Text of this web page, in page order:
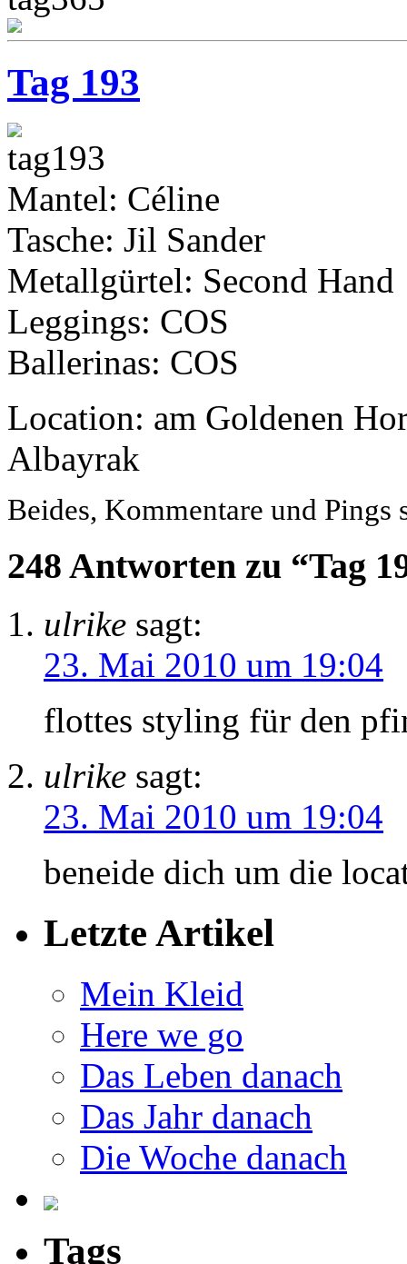
Tag 193
Mantel: Céline
Tasche: Jil Sander
Metallgürtel: Second Hand
Leggings: COS
Ballerinas: COS
Location: am Goldenen
Albayrak
Beides, Kommentare und Pings
248 Antworten zu “Tag
ulrike sagt:
23. Mai 2010 um 19:04
flottes styling für den
ulrike sagt:
23. Mai 2010 um 19:04
beneide dich um die
Letzte Artikel
Mein Kleid
Here we go
Das Leben danach
Das Jahr danach
Die Woche danach
Tags